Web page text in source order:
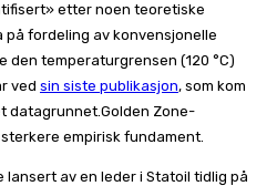
etter noen teoretiske
på fordeling av konvensjonelle
den temperaturgrensen (120 °C)
ved sin siste publikasjon, som kom
datagrunnet.Golden Zone-
empirisk fundament.
lansert av en leder i Statoil tidlig på